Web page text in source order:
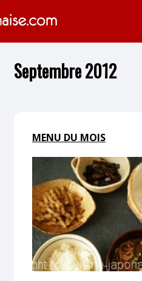
Septembre 2012
MENU DU MOIS